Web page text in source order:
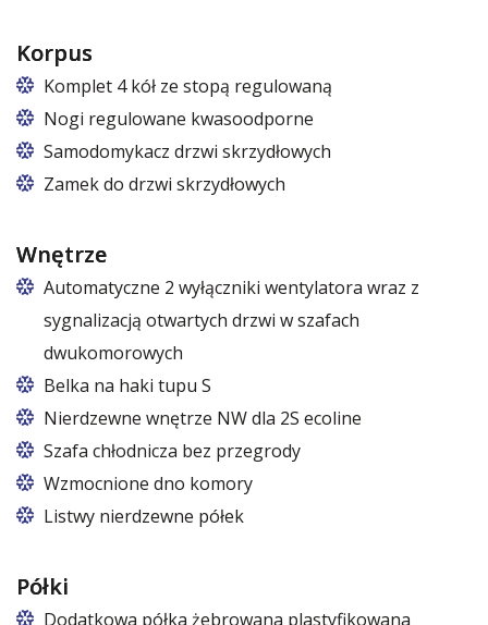
Korpus
Komplet 4 kół ze stopą regulowaną
Cztery koła obrotowe, w tym dwa z hamulcem.
Nogi regulowane kwasoodporne
Nogi z regulacją w zakresie 87 – 97 mm
Samodomykacz drzwi skrzydłowych
Zamek do drzwi skrzydłowych
Wnętrze
Automatyczne 2 wyłączniki wentylatora wraz z
sygnalizacją otwartych drzwi w szafach
dwukomorowych
Belka na haki tupu S
Cena dotyczy jednej belki w jednej komorze szafy
Nierdzewne wnętrze NW dla 2S ecoline
Szafa chłodnicza bez przegrody
Wzmocnione dno komory
Listwy nierdzewne półek
Półki
Dodatkowa półka żebrowana plastyfikowana